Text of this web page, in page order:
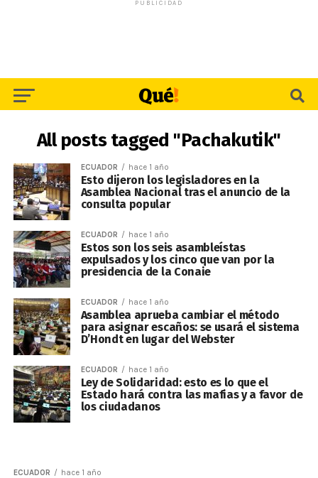
PUBLICIDAD
All posts tagged "Pachakutik"
ECUADOR hace 1 año
Esto dijeron los legisladores en la
Asamblea Nacional tras el anuncio de la
consulta popular
ECUADOR hace 1 año
Estos son los seis asambleístas
expulsados y los cinco que van por la
presidencia de la Conaie
ECUADOR hace 1 año
Asamblea aprueba cambiar el método
para asignar escaños: se usará el sistema
D’Hondt en lugar del Webster
ECUADOR hace 1 año
Ley de Solidaridad: esto es lo que el
Estado hará contra las mafias y a favor de
los ciudadanos
ECUADOR hace 1 año